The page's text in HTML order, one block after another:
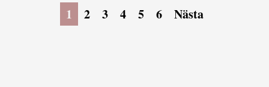
1 2 3 4 5 6 Nästa